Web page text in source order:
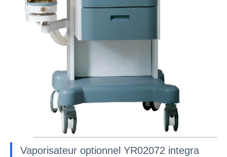
Vaporisateur optionnel YR02072 integra